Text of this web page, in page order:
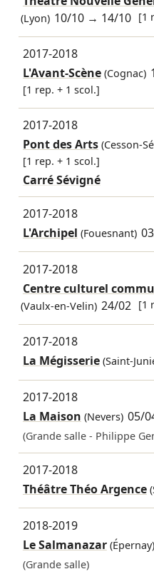
(Lyon) 10/10 → 14/10 [1
2017-2018
L'Avant-Scène(Cognac)
[1 rep. + 1 scol.]
2017-2018
Pont des Arts(Cesson-
[1 rep. + 1 scol.]
Carré Sévigné
2017-2018
L'Archipel (Fouesnant)
2017-2018
Centre culturel
(Vaulx-en-Velin) 24/02 [1
2017-2018
La Mégisserie(Saint-
2017-2018
La Maison (Nevers) 05/
(Grande salle - Philippe
2017-2018
Théâtre Théo Argence
2018-2019
Le Salmanazar(Épernay)
(Grande salle)